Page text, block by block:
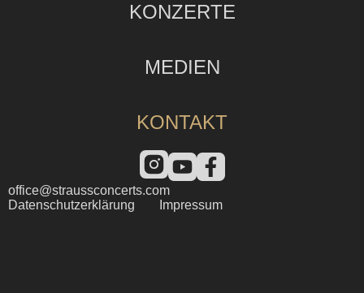
KONZERTE
MEDIEN
KONTAKT
office@straussconcerts.com
Datenschutzerklärung
Impressum